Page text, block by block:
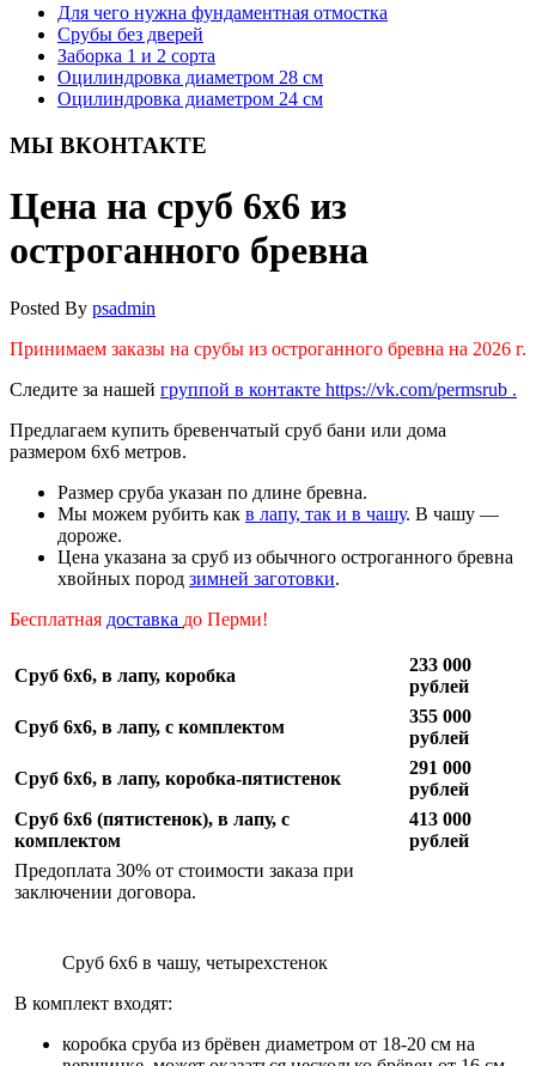
Для чего нужна фундаментная отмостка
Срубы без дверей
Заборка 1 и 2 сорта
Оцилиндровка диаметром 28 см
Оцилиндровка диаметром 24 см
МЫ ВКОНТАКТЕ
Цена на сруб 6х6 из
остроганного бревна
Posted By psadmin
Принимаем заказы на срубы из остроганного бревна на 2026 г.
Следите за нашей группой в контакте https://vk.com/permsrub .
Предлагаем купить бревенчатый сруб бани или дома
размером 6х6 метров.
Размер сруба указан по длине бревна.
Мы можем рубить как в лапу, так и в чашу. В чашу —
дороже.
Цена указана за сруб из обычного остроганного бревна
хвойных пород зимней заготовки.
Бесплатная доставка до Перми!
Сруб 6х6, в лапу, коробка
233 000
рублей
Сруб 6х6, в лапу, с комплектом
355 000
рублей
Сруб 6х6, в лапу, коробка-пятистенок
291 000
рублей
Сруб 6х6 (пятистенок), в лапу, с
комплектом
413 000
рублей
Предоплата 30% от стоимости заказа при
заключении договора.
Сруб 6х6 в чашу, четырехстенок
В комплект входят:
коробка сруба из брёвен диаметром от 18-20 см на